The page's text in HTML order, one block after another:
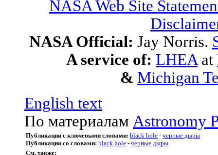
NASA Web Site
NASA Official: Jay Norris.
A service of: LHEA at
& Michigan
English text
По материалам Astronomy
Публикации с ключевыми словами: black hole - черные дыры
Публикации со словами: black hole - черные дыры
См. также: